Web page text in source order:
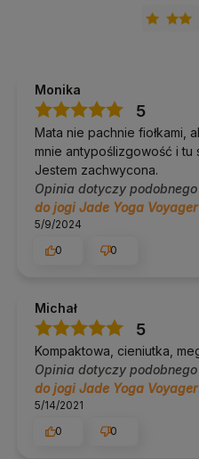
Monika
5
Mata nie pachnie fiołkami,
mnie antypoślizgowość i tu
Jestem zachwycona.
Opinia dotyczy
do jogi Jade Yoga
5/9/2024
0
0
Michał
5
Kompaktowa, cieniutka,
Opinia dotyczy
do jogi Jade Yoga
5/14/2021
0
0